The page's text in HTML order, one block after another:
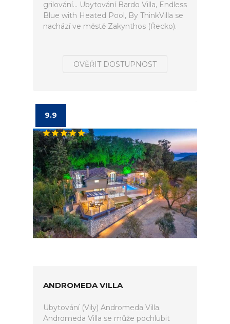
grilování... Ubytování Bardo Villa, Endless
Blue with Heated Pool, By ThinkVilla se
nachází ve městě Zakynthos (Řecko).
OVĚŘIT DOSTUPNOST
9.9
ANDROMEDA VILLA
Ubytování (Vily) Andromeda Villa.
Andromeda Villa se může pochlubit